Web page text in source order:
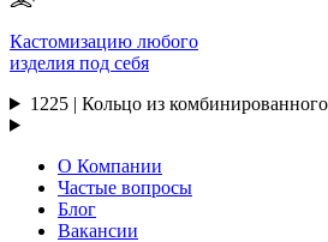
Кастомизацию любого
изделия под себя
1225 | Кольцо из
О Компании
Частые вопросы
Блог
Вакансии